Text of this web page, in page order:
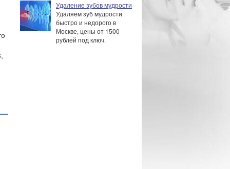
Удаление зубов мудрости
Удаляем зуб мудрости
быстро и недорого в
Москве, цены от 1500
рублей под ключ.